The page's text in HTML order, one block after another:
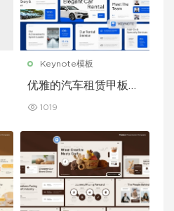
Keynote模板
优雅的汽车租赁甲板主
1019